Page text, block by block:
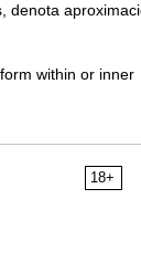
denota
within or inner
18+